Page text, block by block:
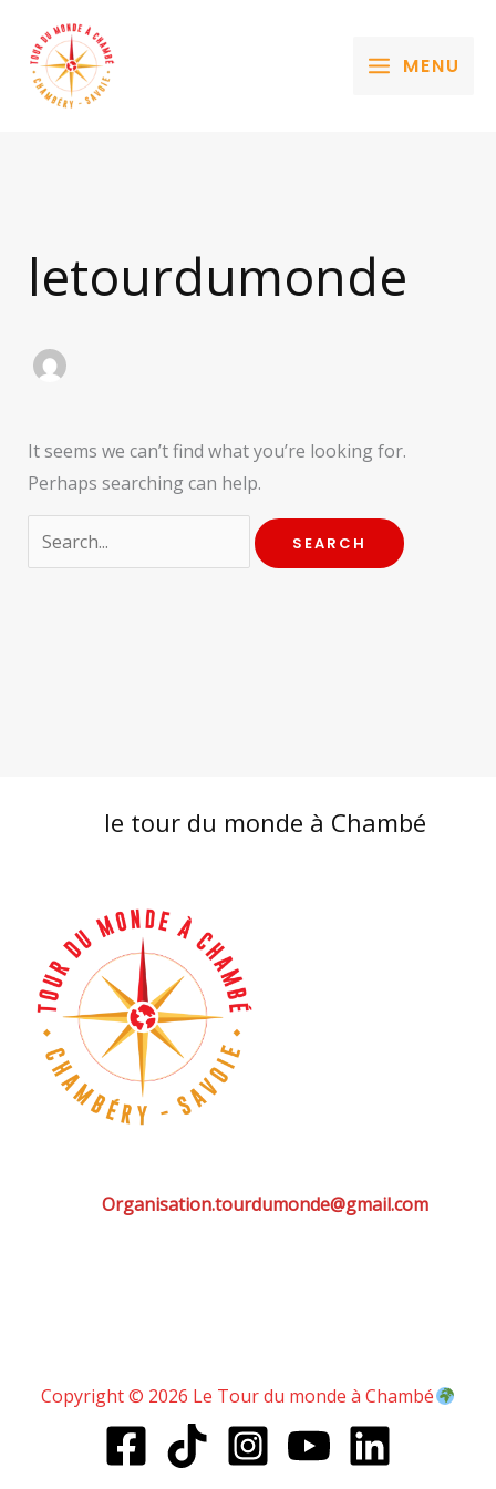
contenu
MENU
letourdumonde
It seems we can’t find what you’re looking for.
Perhaps searching can help.
Search
for:
le tour du monde à Chambé
Organisation.tourdumonde@gmail.com
Copyright © 2026 Le Tour du monde à Chambé